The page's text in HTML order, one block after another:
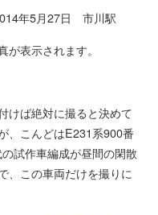
年5月27日 市川駅
が表示されます。
けば絶対に撮ると決めて
、こんどはE231系900番
試作車編成が昼間の閑散
、この車両だけを撮りに